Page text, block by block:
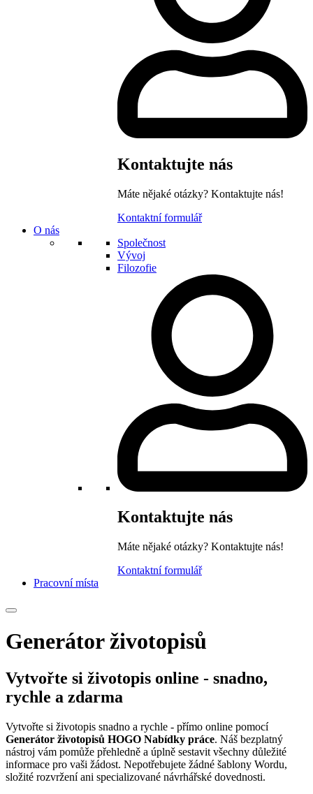
Kontaktujte nás
Máte nějaké otázky? Kontaktujte nás!
Kontaktní formulář
O nás
Společnost
Vývoj
Filozofie
Kontaktujte nás
Máte nějaké otázky? Kontaktujte nás!
Kontaktní formulář
Pracovní místa
Generátor životopisů
Vytvořte si životopis online - snadno,
rychle a zdarma
Vytvořte si životopis snadno a rychle - přímo online pomocí
Generátor životopisů HOGO Nabídky práce. Náš bezplatný
nástroj vám pomůže přehledně a úplně sestavit všechny důležité
informace pro vaši žádost. Nepotřebujete žádné šablony Wordu,
složité rozvržení ani specializované návrhářské dovednosti.